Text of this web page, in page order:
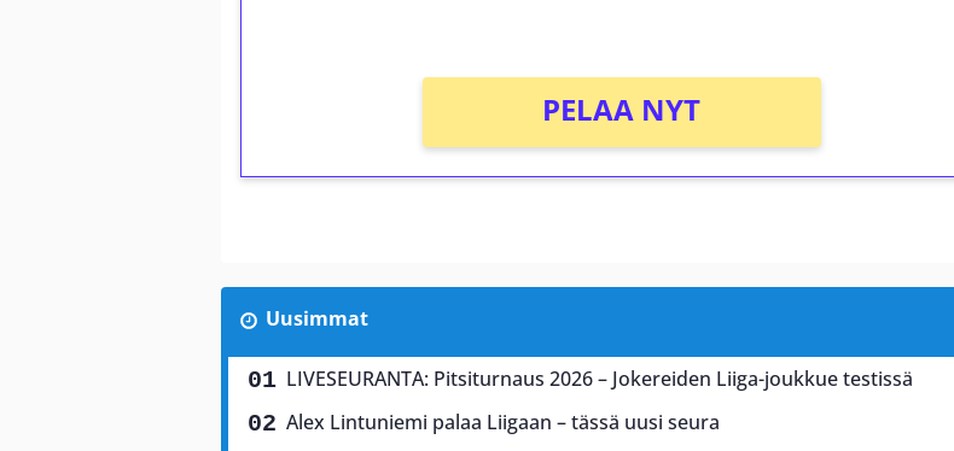
PELAA NYT
Uusimmat
LIVESEURANTA: Pitsiturnaus 2026 – Jokereiden Liiga-joukkue testissä
Alex Lintuniemi palaa Liigaan – tässä uusi seura